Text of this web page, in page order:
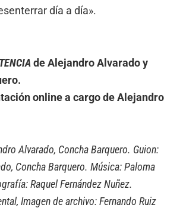
día a día».
de Alejandro Alvarado y
online a cargo de Alejandro
Alvarado, Concha Barquero. Guion:
Concha Barquero. Música: Paloma
Raquel Fernández Nuñez.
Imagen de archivo: Fernando Ruiz